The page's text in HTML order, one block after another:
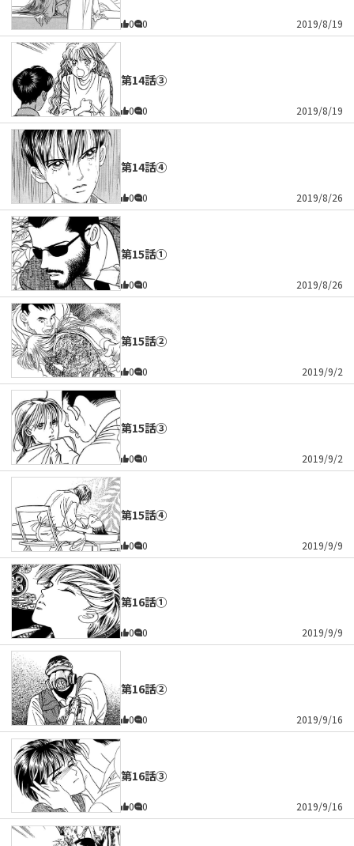
0 0 2019/8/19
第14話③
0 0 2019/8/19
第14話④
0 0 2019/8/26
第15話①
0 0 2019/8/26
第15話②
0 0 2019/9/2
第15話③
0 0 2019/9/2
第15話④
0 0 2019/9/9
第16話①
0 0 2019/9/9
第16話②
0 0 2019/9/16
第16話③
0 0 2019/9/16